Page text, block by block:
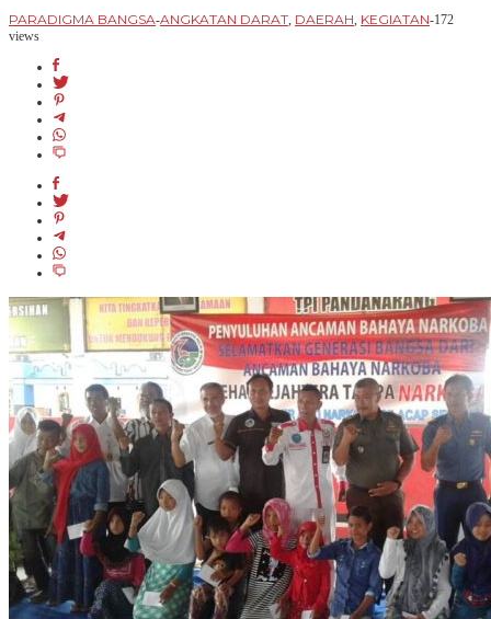
PARADIGMA BANGSA-ANGKATAN DARAT, DAERAH, KEGIATAN-172
views